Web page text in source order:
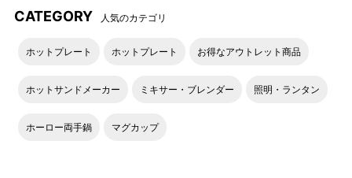
フプレート
CATEGORY 人気のカテゴリ
ホットプレート ホットプレート お得なアウトレット商品
ホットサンドメーカー ミキサー・ブレンダー 照明・ランタン
ホーロー両手鍋 マグカップ